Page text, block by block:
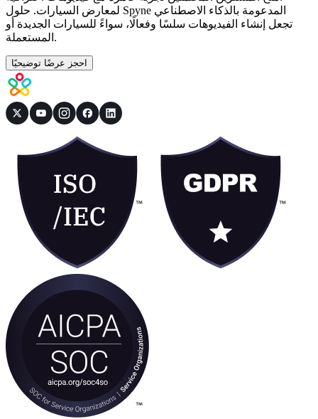
لمعارض السيارات. حلول Spyne المدعومة بالذكاء الاصطناعي
تجعل إنشاء الفيديوهات سلسًا وفعالًا، سواءً للسيارات الجديدة أو
المستعملة.
احجز عرضًا توضيحيًا